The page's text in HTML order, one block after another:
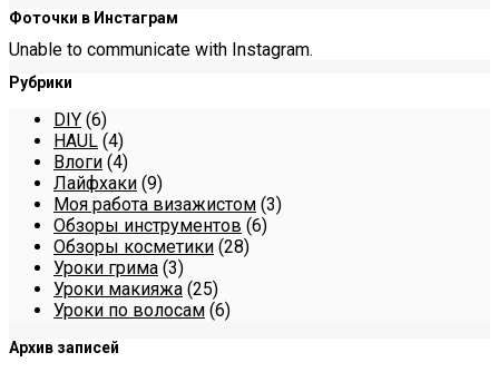
Фоточки в Инстаграм
Unable to communicate with Instagram.
Рубрики
DIY (6)
HAUL (4)
Влоги (4)
Лайфхаки (9)
Моя работа визажистом (3)
Обзоры инструментов (6)
Обзоры косметики (28)
Уроки грима (3)
Уроки макияжа (25)
Уроки по волосам (6)
Архив записей